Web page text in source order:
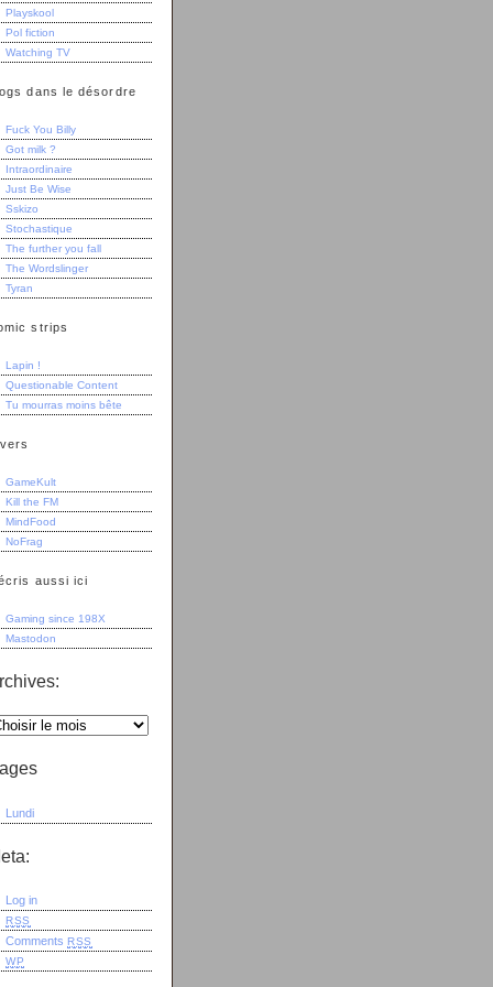
Playskool
Pol fiction
Watching TV
dans le désordre
Fuck You Billy
Got milk ?
Intraordinaire
Just Be Wise
Sskizo
Stochastique
The further you fall
The Wordslinger
Tyran
strips
Lapin !
Questionable Content
Tu mourras moins bête
GameKult
Kill the FM
MindFood
NoFrag
aussi ici
Gaming since 198X
Mastodon
Lundi
Log in
RSS
Comments RSS
WP